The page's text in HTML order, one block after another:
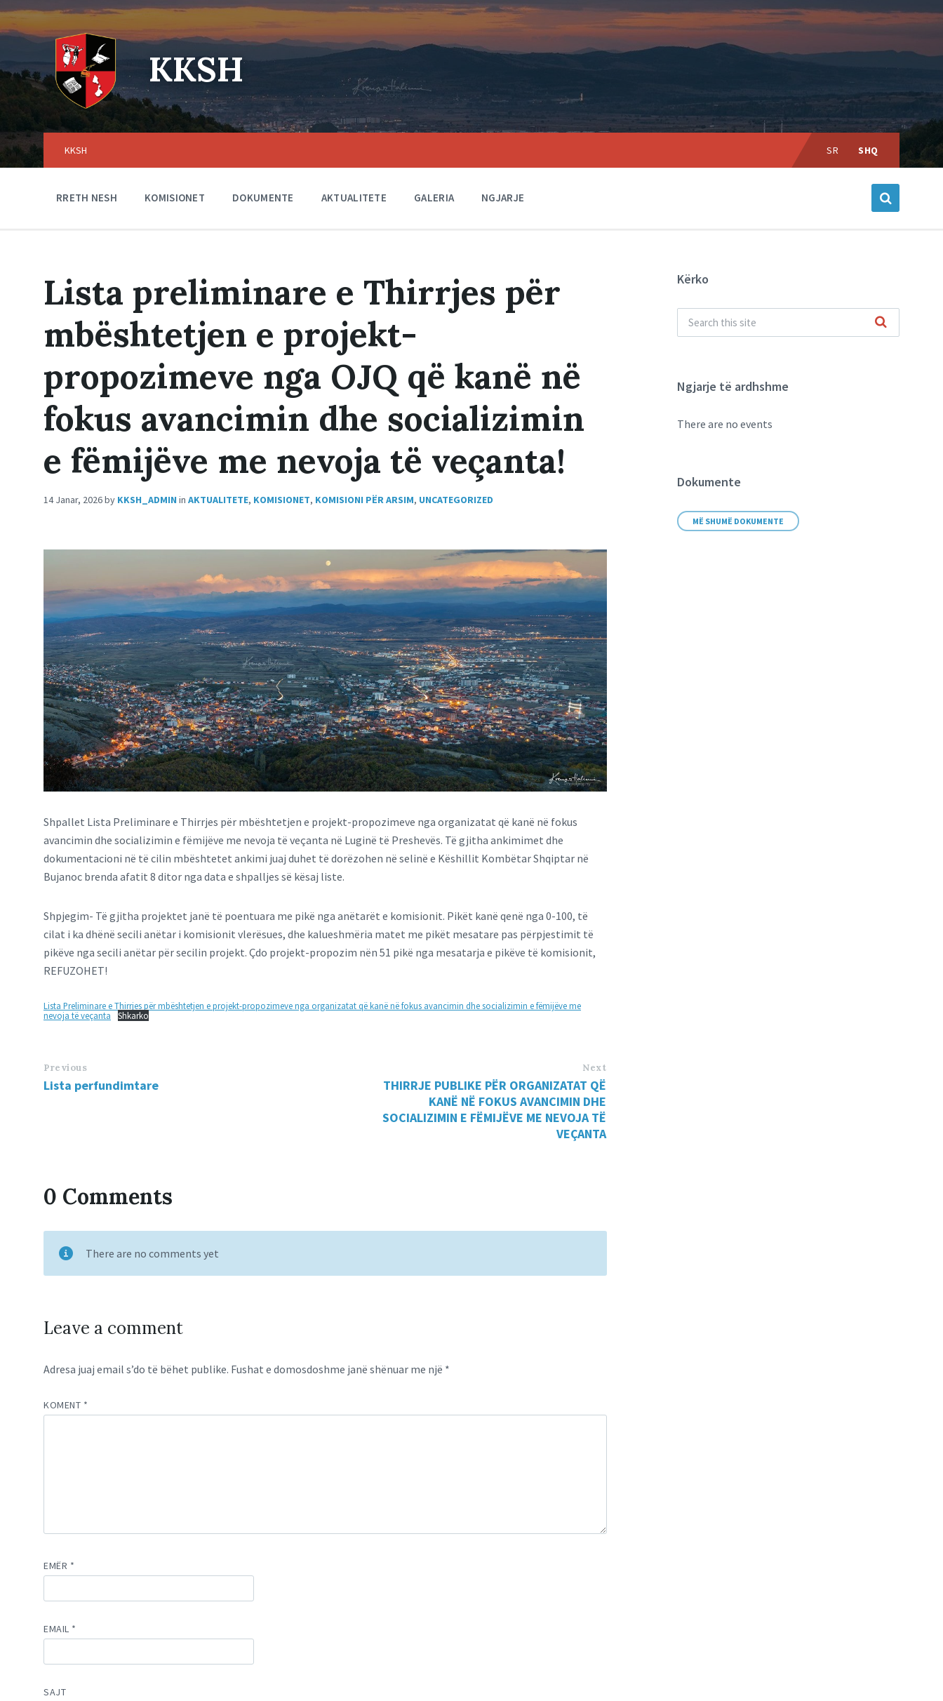
to
content
to
main
navigation
to
footer
KKSH
KKSH
Choose
language:
SR SHQ
RRETH NESH KOMISIONET DOKUMENTE AKTUALITETE GALERIA NGJARJE
Lista preliminare e Thirrjes për
mbështetjen e projekt-
propozimeve nga OJQ që kanë në
fokus avancimin dhe socializimin
e fëmijëve me nevoja të veçanta!
14 Janar, 2026by KKSH_ADMIN in AKTUALITETE, KOMISIONET, KOMISIONI PËR ARSIM, UNCATEGORIZED
Shpallet Lista Preliminare e Thirrjes për mbështetjen e projekt-propozimeve nga organizatat që kanë në fokus
avancimin dhe socializimin e fëmijëve me nevoja të veçanta në Luginë të Preshevës. Të gjitha ankimimet dhe
dokumentacioni në të cilin mbështetet ankimi juaj duhet të dorëzohen në selinë e Këshillit Kombëtar Shqiptar në
Bujanoc brenda afatit 8 ditor nga data e shpalljes së kësaj liste.
Shpjegim- Të gjitha projektet janë të poentuara me pikë nga anëtarët e komisionit. Pikët kanë qenë nga 0-100, të
cilat i ka dhënë secili anëtar i komisionit vlerësues, dhe kalueshmëria matet me pikët mesatare pas përpjestimit të
pikëve nga secili anëtar për secilin projekt. Çdo projekt-propozim nën 51 pikë nga mesatarja e pikëve të komisionit,
REFUZOHET!
Lista Preliminare e Thirrjes për mbështetjen e projekt-propozimeve nga organizatat që kanë në fokus avancimin dhe socializimin e fëmijëve me
nevoja të veçanta
Shkarko
Previous
Lista perfundimtare
Next
THIRRJE PUBLIKE PËR ORGANIZATAT QË
KANË NË FOKUS AVANCIMIN DHE
SOCIALIZIMIN E FËMIJËVE ME NEVOJA TË
VEÇANTA
0 Comments
There are no comments yet
Leave a comment
Adresa juaj email s’do të bëhet publike. Fushat e domosdoshme janë shënuar me një *
KOMENT *
EMËR *
EMAIL *
SAJT
Kërko
Ngjarje të ardhshme
There are no events
Dokumente
MË SHUMË DOKUMENTE